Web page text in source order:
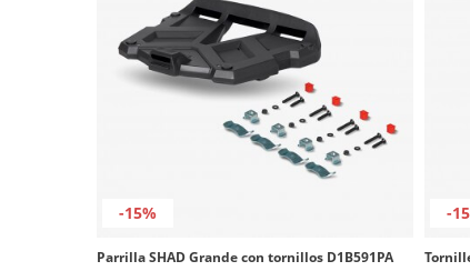
-15%
Parrilla SHAD Grande con tornillos D1B591PA
-